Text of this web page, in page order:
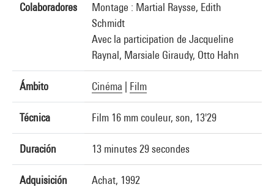
Colaboradores
Montage : Martial Raysse, Edith
Schmidt
Avec la participation de Jacqueline
Raynal, Marsiale Giraudy, Otto Hahn
Ámbito Cinéma Film
Técnica Film 16 mm couleur, son, 13'29
Duración 13 minutes 29 secondes
Adquisición Achat, 1992